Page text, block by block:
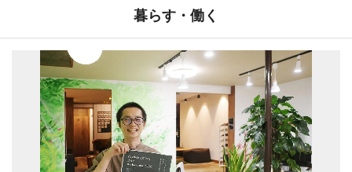
暮らす・働く